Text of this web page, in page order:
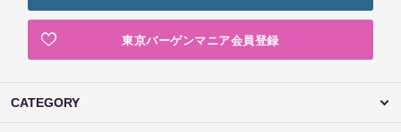
東京バーゲンマニア会員登録
CATEGORY